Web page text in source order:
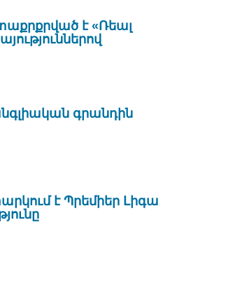
է «Ռեալ
գրանդին
է Պրեմիեր Լիգա